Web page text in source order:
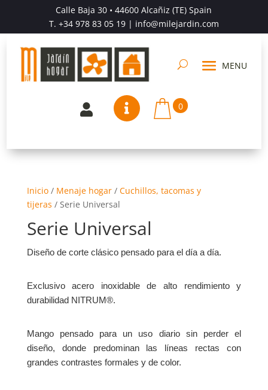
Calle Baja 30 • 44600 Alcañiz (TE) Spain
T. +34 978 83 05 19| info@milejardin.com
  0
Inicio/ Menaje hogar/ Cuchillos, tacomas y
tijeras / Serie Universal
Serie Universal
Diseño de corte clásico pensado para el día a día.
Exclusivo acero inoxidable de alto rendimiento y
durabilidad NITRUM®.
Mango pensado para un uso diario sin perder el
diseño, donde predominan las líneas rectas con
grandes contrastes formales y de color.